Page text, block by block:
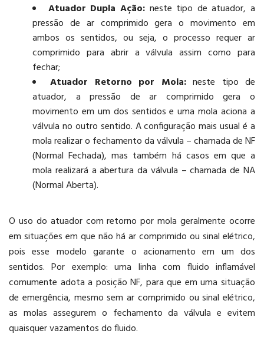
Atuador Dupla Ação:neste tipo de atuador, a
pressão de ar comprimido gera o movimento em
ambos os sentidos, ou seja, o processo requer ar
comprimido para abrir a válvula assim como para
fechar;
Atuador Retorno por Mola:neste tipo de
atuador, a pressão de ar comprimido gera o
movimento em um dos sentidos e uma mola aciona a
válvula no outro sentido. A configuração mais usual é a
mola realizar o fechamento da válvula – chamada de NF
(Normal Fechada), mas também há casos em que a
mola realizará a abertura da válvula – chamada de NA
(Normal Aberta).
O uso do atuador com retorno por mola geralmente ocorre
em situações em que não há ar comprimido ou sinal elétrico,
pois esse modelo garante o acionamento em um dos
sentidos. Por exemplo: uma linha com fluido inflamável
comumente adota a posição NF, para que em uma situação
de emergência, mesmo sem ar comprimido ou sinal elétrico,
as molas assegurem o fechamento da válvula e evitem
quaisquer vazamentos do fluido.